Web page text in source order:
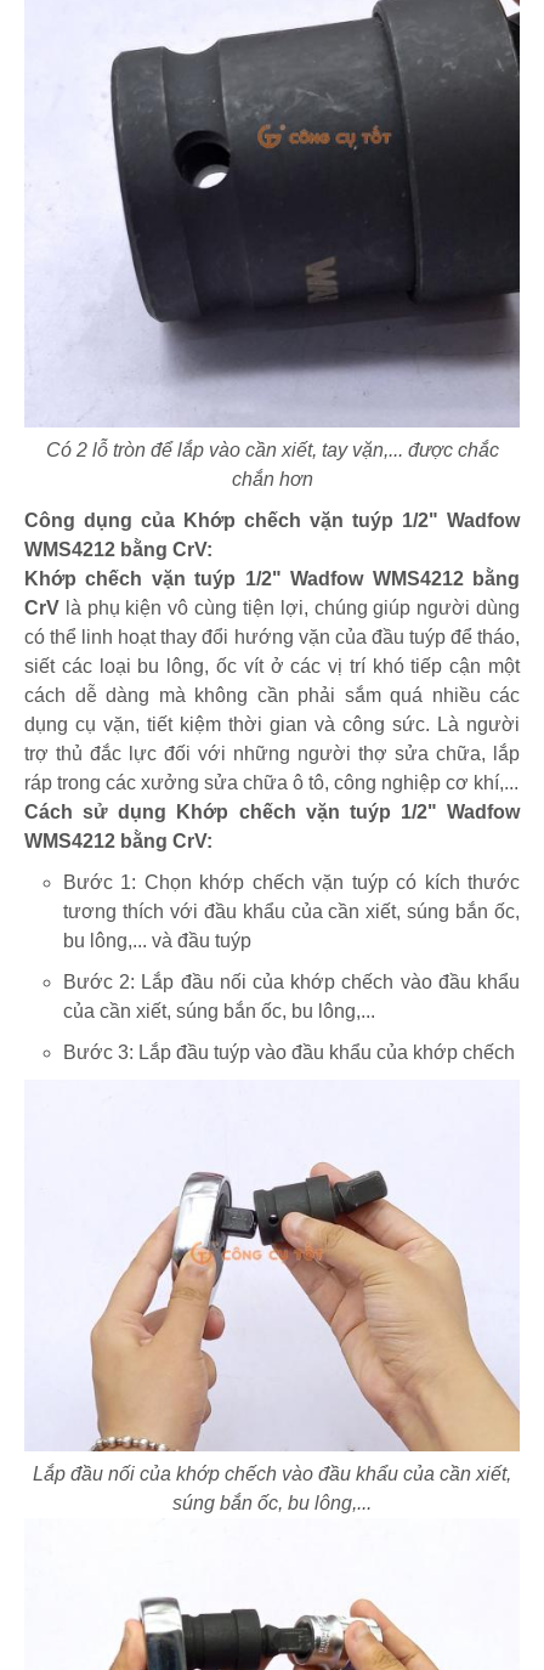
Có 2 lỗ tròn để lắp vào cần xiết, tay vặn,... được chắc
chắn hơn
Công dụng của Khớp chếch vặn tuýp 1/2" Wadfow
WMS4212 bằng CrV:
Khớp chếch vặn tuýp 1/2" Wadfow WMS4212 bằng
CrV là phụ kiện vô cùng tiện lợi, chúng giúp người dùng
có thể linh hoạt thay đổi hướng vặn của đầu tuýp để tháo,
siết các loại bu lông, ốc vít ở các vị trí khó tiếp cận một
cách dễ dàng mà không cần phải sắm quá nhiều các
dụng cụ vặn, tiết kiệm thời gian và công sức. Là người
trợ thủ đắc lực đối với những người thợ sửa chữa, lắp
ráp trong các xưởng sửa chữa ô tô, công nghiệp cơ khí,...
Cách sử dụng Khớp chếch vặn tuýp 1/2" Wadfow
WMS4212 bằng CrV:
Bước 1: Chọn khớp chếch vặn tuýp có kích thước
tương thích với đầu khẩu của cần xiết, súng bắn ốc,
bu lông,... và đầu tuýp
Bước 2: Lắp đầu nối của khớp chếch vào đầu khẩu
của cần xiết, súng bắn ốc, bu lông,...
Bước 3: Lắp đầu tuýp vào đầu khẩu của khớp chếch
Lắp đầu nối của khớp chếch vào đầu khẩu của cần xiết,
súng bắn ốc, bu lông,...